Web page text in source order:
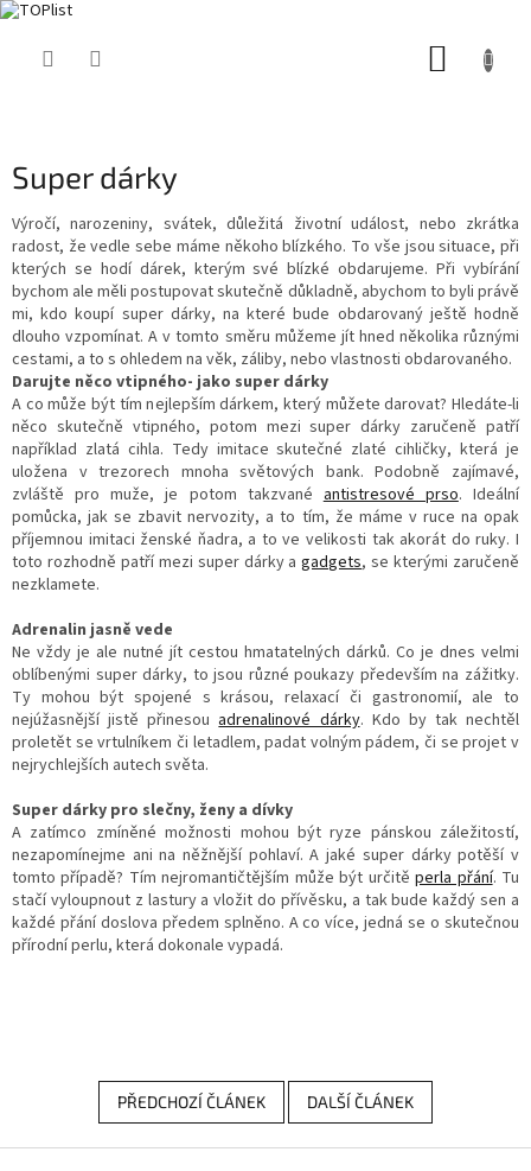
Super dárky
Výročí, narozeniny, svátek, důležitá životní událost, nebo zkrátka
radost, že vedle sebe máme někoho blízkého. To vše jsou situace, při
kterých se hodí dárek, kterým své blízké obdarujeme. Při vybírání
bychom ale měli postupovat skutečně důkladně, abychom to byli právě
mi, kdo koupí super dárky, na které bude obdarovaný ještě hodně
dlouho vzpomínat. A v tomto směru můžeme jít hned několika různými
cestami, a to s ohledem na věk, záliby, nebo vlastnosti obdarovaného.
Darujte něco vtipného- jako super dárky
A co může být tím nejlepším dárkem, který můžete darovat? Hledáte-li
něco skutečně vtipného, potom mezi super dárky zaručeně patří
například zlatá cihla. Tedy imitace skutečné zlaté cihličky, která je
uložena v trezorech mnoha světových bank. Podobně zajímavé,
zvláště pro muže, je potom takzvané antistresové prso. Ideální
pomůcka, jak se zbavit nervozity, a to tím, že máme v ruce na opak
příjemnou imitaci ženské ňadra, a to ve velikosti tak akorát do ruky. I
toto rozhodně patří mezi super dárky agadgets, se kterými zaručeně
nezklamete.
Adrenalin jasně vede
Ne vždy je ale nutné jít cestou hmatatelných dárků. Co je dnes velmi
oblíbenými super dárky, to jsou různé poukazy především na zážitky.
Ty mohou být spojené s krásou, relaxací či gastronomií, ale to
nejúžasnější jistě přinesou adrenalinové dárky. Kdo by tak nechtěl
proletět se vrtulníkem či letadlem, padat volným pádem, či se projet v
nejrychlejších autech světa.
Super dárky pro slečny, ženy a dívky
A zatímco zmíněné možnosti mohou být ryze pánskou záležitostí,
nezapomínejme ani na něžnější pohlaví. A jaké super dárky potěší v
tomto případě? Tím nejromantičtějším může být určitěperla přání. Tu
stačí vyloupnout z lastury a vložit do přívěsku, a tak bude každý sen a
každé přání doslova předem splněno. A co více, jedná se o skutečnou
přírodní perlu, která dokonale vypadá.
PŘEDCHOZÍ ČLÁNEK DALŠÍ ČLÁNEK